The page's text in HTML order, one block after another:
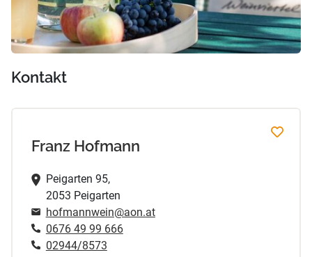
Kontakt
Franz Hofmann
Peigarten 95,
2053 Peigarten
hofmannwein@aon.at
0676 49 99 666
02944/8573